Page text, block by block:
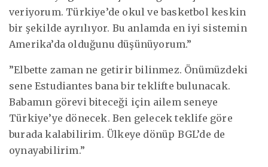
veriyorum. Türkiye’de okul ve basketbol keskin
bir şekilde ayrılıyor. Bu anlamda en iyi sistemin
Amerika’da olduğunu düşünüyorum.”
”Elbette zaman ne getirir bilinmez. Önümüzdeki
sene Estudiantes bana bir teklifte bulunacak.
Babamın görevi biteceği için ailem seneye
Türkiye’ye dönecek. Ben gelecek teklife göre
burada kalabilirim. Ülkeye dönüp BGL’de de
oynayabilirim.”